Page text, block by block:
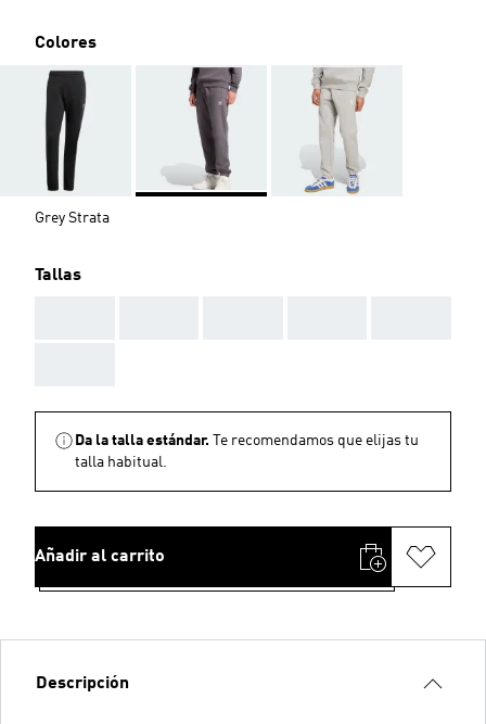
Colores
Grey Strata
Tallas
Da la talla estándar.
Te recomendamos que elijas tu
talla habitual.
Añadir al carrito
Descripción